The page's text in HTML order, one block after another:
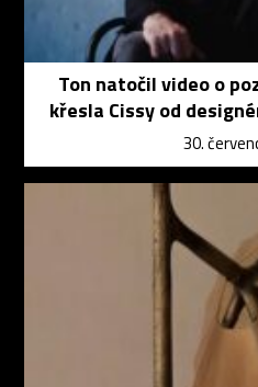
Ton natočil video o
křesla Cissy od
30.